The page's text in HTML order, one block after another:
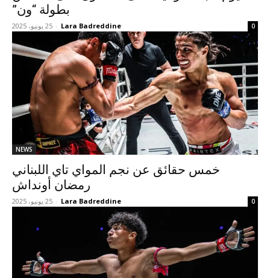
بطولة “ون”
Lara Badreddine
- 25 يونيو، 2025 0
NEWS
خمس حقائق عن نجم المواي تاي اللبناني
رمضان أونداش
Lara Badreddine
- 25 يونيو، 2025 0